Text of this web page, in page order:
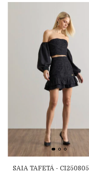
SAIA TAFETÁ - CI250805